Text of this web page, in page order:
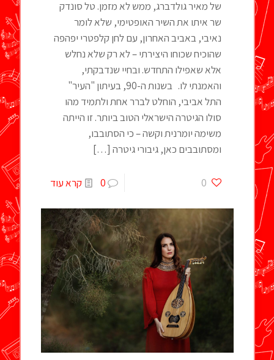
של מאיר גולדברג, ממש לא מזמן. טל סונדק
שר איתו את השיר האופטימי, שלא לומר
נאיבי, באביב האחרון, עם לחן קלפטרי יפהפה
שהוכיח שכוחו היצירתי – לא רק שלא נחלש
אלא שאפילו התחדש. ובחיי שנדבקתי,
והאמנתי לו. בשנות ה-90, בעיתון "העיר"
התל אביבי, הוחלט לברר אחת ולתמיד מהו
סולו הגיטרה הישראלי הטוב ביותר. זו הייתה
משימה יומרנית וקשה – כי הסתובבו,
ומסתובבים כאן, גיבורי גיטרה […]
0
0 קרא עוד